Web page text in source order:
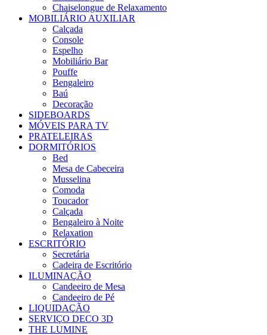
Chaiselongue de Relaxamento
MOBILIÁRIO AUXILIAR
Calçada
Console
Espelho
Mobiliário Bar
Pouffe
Bengaleiro
Baú
Decoração
SIDEBOARDS
MÓVEIS PARA TV
PRATELEIRAS
DORMITÓRIOS
Bed
Mesa de Cabeceira
Musselina
Comoda
Toucador
Calçada
Bengaleiro à Noite
Relaxation
ESCRITÓRIO
Secretária
Cadeira de Escritório
ILUMINAÇÃO
Candeeiro de Mesa
Candeeiro de Pé
LIQUIDAÇÃO
SERVIÇO DECO 3D
THE LUMINE